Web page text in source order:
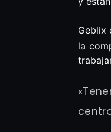
Geblix
la